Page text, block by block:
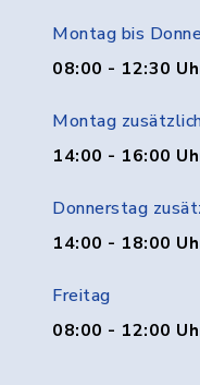
Montag bis
08:00 - 12:30
Montag
14:00 - 16:00
Donnerstag
14:00 - 18:00
Freitag
08:00 - 12:00